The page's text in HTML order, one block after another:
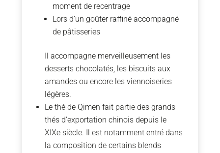
moment de recentrage
Lors d’un goûter raffiné accompagné
de pâtisseries
Il accompagne merveilleusement les
desserts chocolatés, les biscuits aux
amandes ou encore les viennoiseries
légères.
Le thé de Qimen fait partie des grands
thés d’exportation chinois depuis le
XIXe siècle. Il est notamment entré dans
la composition de certains blends